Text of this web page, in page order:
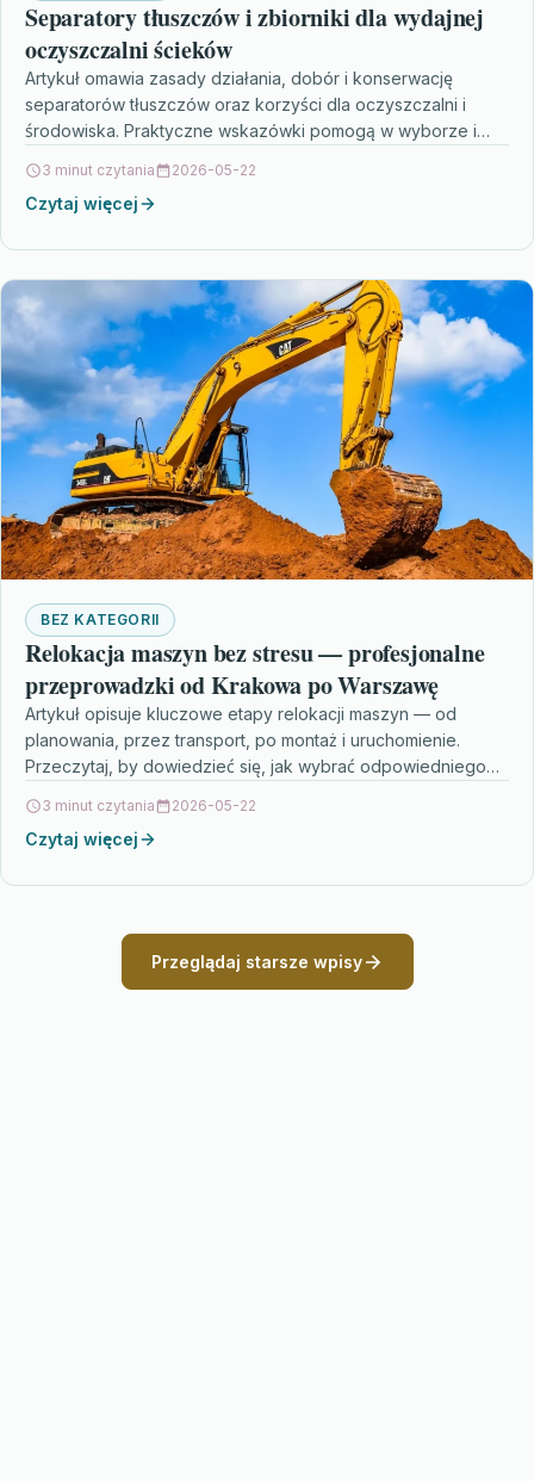
Separatory tłuszczów i zbiorniki dla wydajnej
oczyszczalni ścieków
Artykuł omawia zasady działania, dobór i konserwację
separatorów tłuszczów oraz korzyści dla oczyszczalni i
środowiska. Praktyczne wskazówki pomogą w wyborze i
3 minut czytania 2026-05-22
Czytaj więcej
BEZ KATEGORII
Relokacja maszyn bez stresu — profesjonalne
przeprowadzki od Krakowa po Warszawę
Artykuł opisuje kluczowe etapy relokacji maszyn — od
planowania, przez transport, po montaż i uruchomienie.
Przeczytaj, by dowiedzieć się, jak wybrać odpowiedniego
3 minut czytania 2026-05-22
Czytaj więcej
Przeglądaj starsze wpisy